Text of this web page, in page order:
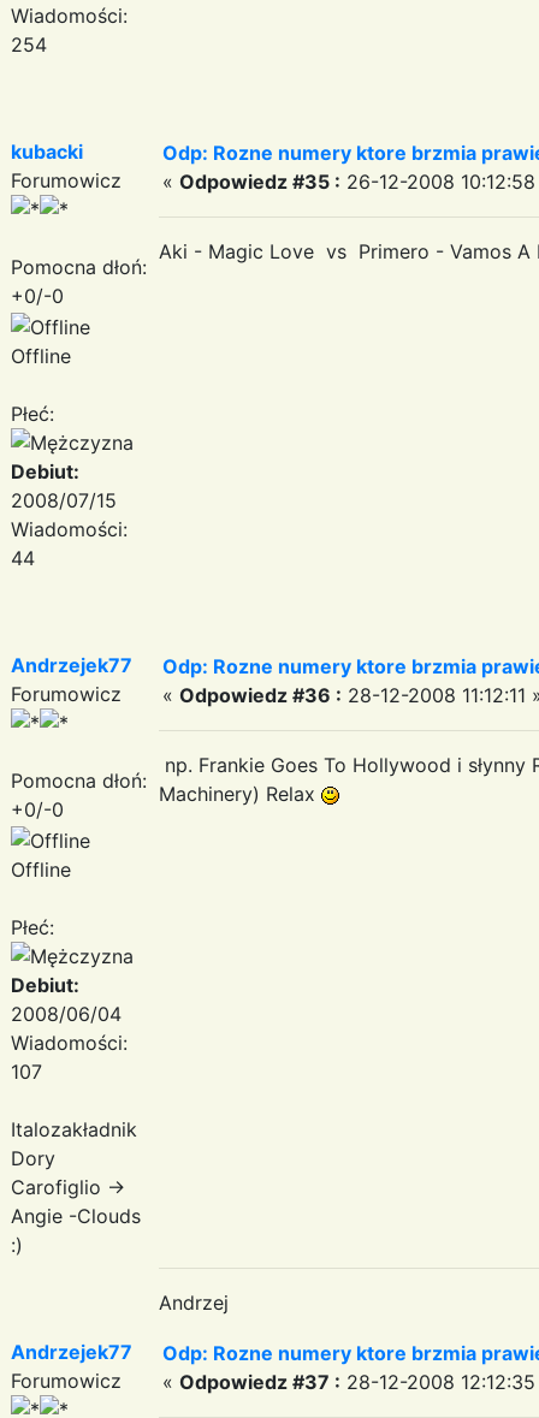
Wiadomości:
254
kubacki
Forumowicz
Pomocna dłoń:
+0/-0
Offline
Płeć:
Debiut:
2008/07/15
Wiadomości:
44
Odp: Rozne numery ktore brzmia
« Odpowiedz #35 : 26-12-2008
Aki - Magic Love vs Primero - Vamos A
Andrzejek77
Forumowicz
Pomocna dłoń:
+0/-0
Offline
Płeć:
Debiut:
2008/06/04
Wiadomości:
107
Italozakładnik
Dory
Carofiglio ->
Angie -Clouds
:)
Odp: Rozne numery ktore brzmia
« Odpowiedz #36 : 28-12-2008 11:12:11
np. Frankie Goes To Hollywood i
Machinery) Relax
Andrzej
Andrzejek77
Forumowicz
Odp: Rozne numery ktore brzmia
« Odpowiedz #37 : 28-12-2008